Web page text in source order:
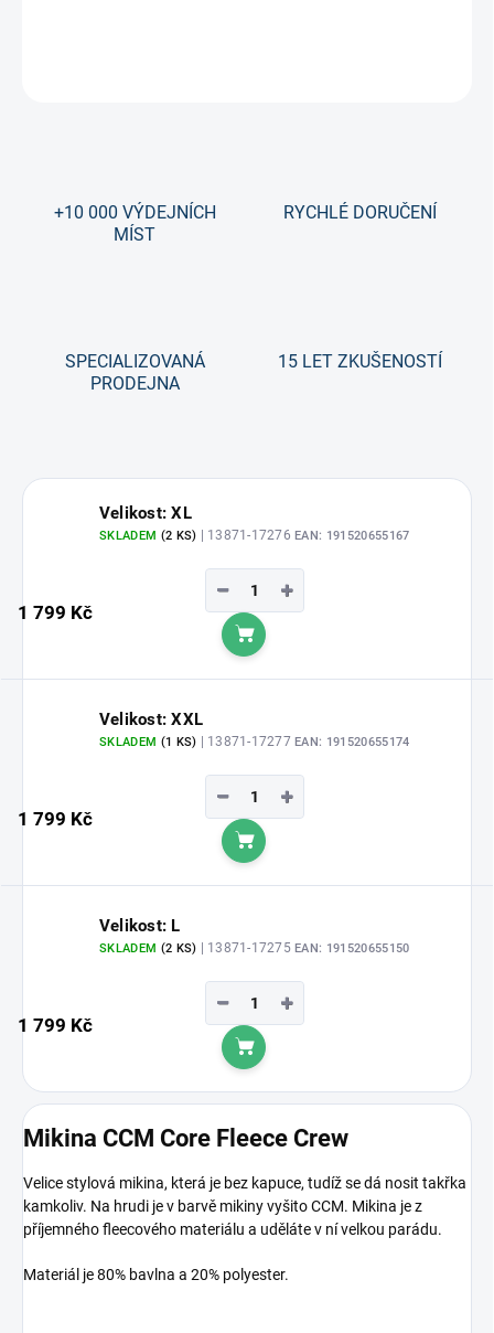
+10 000 VÝDEJNÍCH
MÍST
RYCHLÉ DORUČENÍ
SPECIALIZOVANÁ
PRODEJNA
15 LET ZKUŠENOSTÍ
Velikost: XL
SKLADEM (2 KS) | 13871-17276EAN: 191520655167
1 799 Kč
+
−
Do košíku
Velikost: XXL
SKLADEM (1 KS) | 13871-17277EAN: 191520655174
1 799 Kč
+
−
Do košíku
Velikost: L
SKLADEM (2 KS) | 13871-17275EAN: 191520655150
1 799 Kč
+
−
Do košíku
Mikina CCM Core Fleece Crew
Velice stylová mikina, která je bez kapuce, tudíž se dá nosit takřka
kamkoliv. Na hrudi je v barvě mikiny vyšito CCM. Mikina je z
příjemného fleecového materiálu a uděláte v ní velkou parádu.
Materiál je 80% bavlna a 20% polyester.